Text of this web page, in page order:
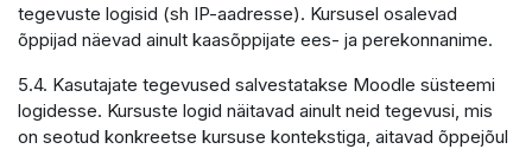
tegevuste logisid (sh IP-aadresse). Kursusel osalevad
õppijad näevad ainult kaasõppijate ees- ja perekonnanime.
5.4. Kasutajate tegevused salvestatakse Moodle süsteemi
logidesse. Kursuste logid näitavad ainult neid tegevusi, mis
on seotud konkreetse kursuse kontekstiga, aitavad õppejõul